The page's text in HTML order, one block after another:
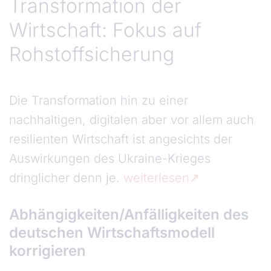
Transformation der
Wirtschaft: Fokus auf
Rohstoffsicherung
Die Transformation hin zu einer
nachhaltigen, digitalen aber vor allem auch
resilienten Wirtschaft ist angesichts der
Auswirkungen des Ukraine-Krieges
dringlicher denn je. weiterlesen
Abhängigkeiten/Anfälligkeiten des
deutschen Wirtschaftsmodell
korrigieren